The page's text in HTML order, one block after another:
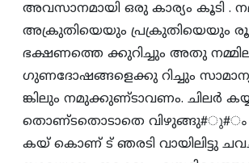
അവസാനമായി ഒരു കാര്യം കൂടി .
അക്രുതിയെയും പ്രക്രുതിയെയും
ഭക്ഷണത്തെ ക്കുറിച്ചും അതു
ഗുണദോഷങ്ങളെക്കു റിച്ചും
ങ്കിലും നമുക്കുണ്‌ടാവണം. ചിലര്‍
തൊണ്‌ടതൊടാതെ വിഴുങ്ങു#ു#ം .
കയ്‌ കൊണ്‌ ട്‌ ഞരടി വായിലിട്ടു